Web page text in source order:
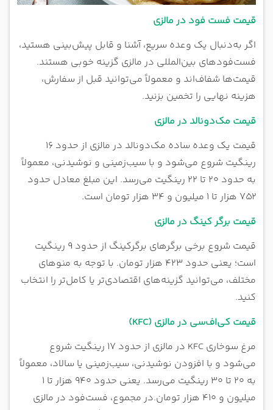
قیمت فست فود در مالزی
اگر به‌دنبال یک وعده سریع، آشنا و قابل پیش‌بینی هستید،
فست‌فودهای بین‌المللی در مالزی گزینه خوبی هستند.
قیمت‌ها شفاف‌اند و معمولاً می‌توانید قبل از سفارش،
هزینه نهایی را تخمین بزنید.
قیمت مک‌دونالد در مالزی
قیمت یک وعده ساده مک‌دونالد در مالزی از حدود ۱۶
رینگیت شروع می‌شود و با سیب‌زمینی و نوشیدنی، معمولاً
به حدود ۲۰ تا ۲۲ رینگیت می‌رسد. این مبلغ معادل حدود
۷۵۲ هزار تا ۱ میلیون و ۳۴ هزار تومان است.
قیمت برگر کینگ در مالزی
قیمت شروع برخی برگرهای برگرکینگ از حدود ۹ رینگیت
است؛ یعنی حدود ۴۲۳ هزار تومان. با توجه به منوهای
مختلف، می‌توانید گزینه‌های اقتصادی‌تر یا کامل‌تر را انتخاب
کنید.
قیمت کی‌اف‌سی در مالزی (KFC)
مرغ سوخاری KFC در مالزی از حدود ۱۷ رینگیت شروع
می‌شود و با افزودن نوشیدنی، سیب‌زمینی یا سالاد، معمولاً
به ۲۰ تا ۳۰ رینگیت می‌رسد. یعنی حدود ۹۴۰ هزار تا ۱
میلیون و ۴۱۰ هزار تومان.
در مجموع، فست‌فود در مالزی